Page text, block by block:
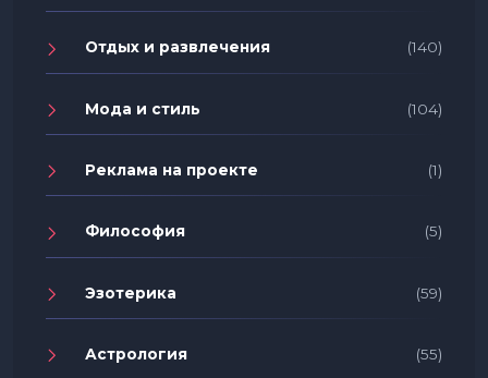
Отдых и развлечения (140)
Мода и стиль (104)
Реклама на проекте (1)
Философия (5)
Эзотерика (59)
Астрология (55)